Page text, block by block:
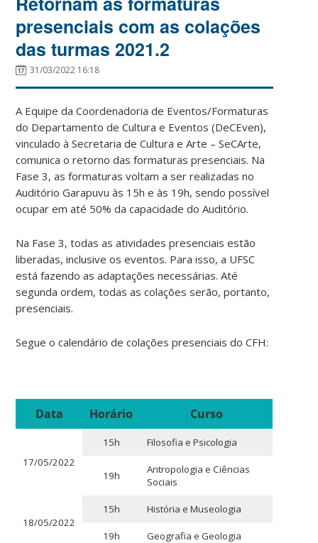
presenciais com as colações
das turmas 2021.2
31/03/2022 16:18
A Equipe da Coordenadoria de Eventos/Formaturas
do Departamento de Cultura e Eventos (DeCEven),
vinculado à Secretaria de Cultura e Arte – SeCArte,
comunica o retorno das formaturas presenciais. Na
Fase 3, as formaturas voltam a ser realizadas no
Auditório Garapuvu às 15h e às 19h, sendo possível
ocupar em até 50% da capacidade do Auditório.
Na Fase 3, todas as atividades presenciais estão
liberadas, inclusive os eventos. Para isso, a UFSC
está fazendo as adaptações necessárias. Até
segunda ordem, todas as colações serão, portanto,
presenciais.
Segue o calendário de colações presenciais do CFH:
Data Horário Curso
17/05/2022
15h Filosofia e Psicologia
19h
Antropologia e Ciências
Sociais
18/05/2022
15h História e Museologia
19h Geografia e Geologia